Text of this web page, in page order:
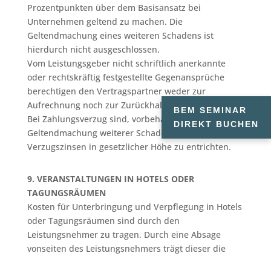
Prozentpunkten über dem Basisansatz bei
Unternehmen geltend zu machen. Die
Geltendmachung eines weiteren Schadens ist
hierdurch nicht ausgeschlossen.
Vom Leistungsgeber nicht schriftlich anerkannte
oder rechtskräftig festgestellte Gegenansprüche
berechtigen den Vertragspartner weder zur
Aufrechnung noch zur Zurückhaltung der Zahlung.
Bei Zahlungsverzug sind, vorbehaltlich der
Geltendmachung weiterer Schadenersatzansprüche
Verzugszinsen in gesetzlicher Höhe zu entrichten.
9. VERANSTALTUNGEN IN HOTELS ODER
TAGUNGSRÄUMEN
Kosten für Unterbringung und Verpflegung in Hotels
oder Tagungsräumen sind durch den
Leistungsnehmer zu tragen. Durch eine Absage
vonseiten des Leistungsnehmers trägt dieser die
BEM SEMINAR
DIREKT BUCHEN